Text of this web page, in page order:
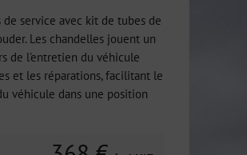
service avec kit de tubes de
Les chandelles jouent un
de l'entretien du véhicule
et les réparations, facilitant le
véhicule dans une position